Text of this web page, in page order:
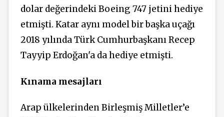
dolar değerindeki Boeing 747 jetini hediye
etmişti. Katar aynı model bir başka uçağı
2018 yılında Türk Cumhurbaşkanı Recep
Tayyip Erdoğan'a da hediye etmişti.
Kınama mesajları
Arap ülkelerinden Birleşmiş Milletler’e